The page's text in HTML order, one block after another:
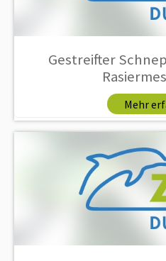
Gestreifter
Mehr